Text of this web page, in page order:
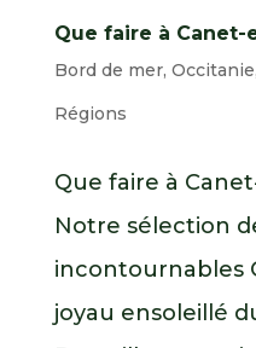
Que faire à Canet-
Bord de mer, Occitanie
Régions
Que faire à
Notre sélection
incontournables
joyau ensoleillé